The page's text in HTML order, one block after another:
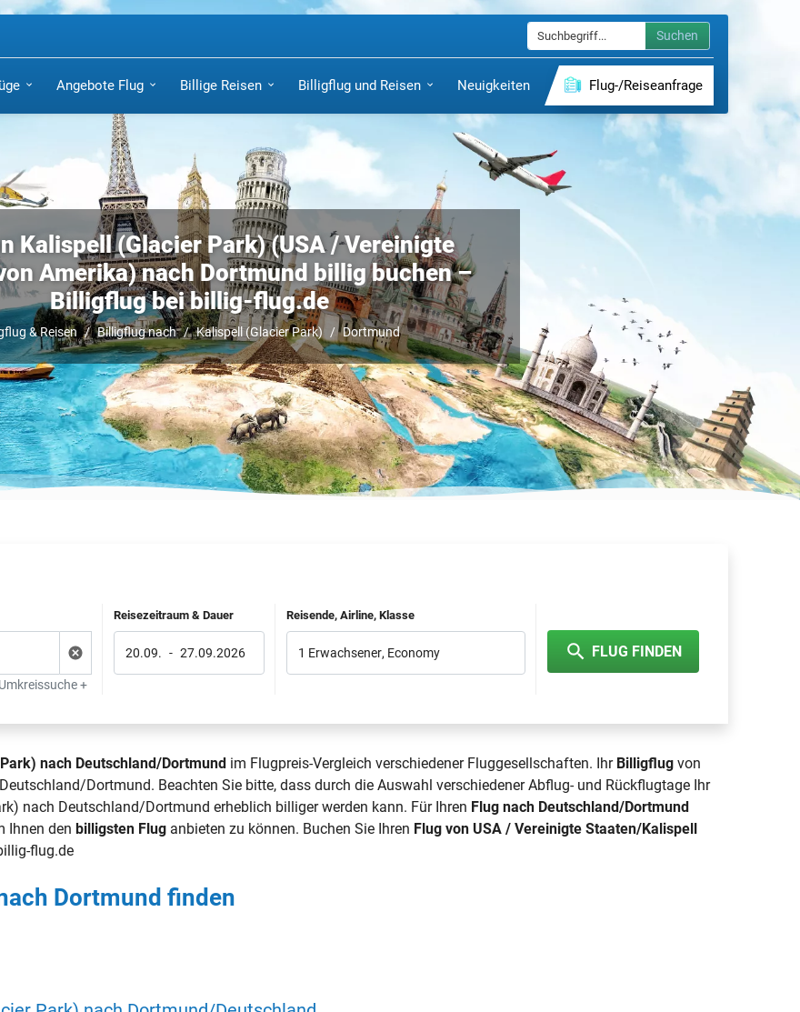
Suchen
Angebote Flug Billige Reisen Billigflug und Reisen Neuigkeiten Flug-/Reiseanfrage
Kalispell (Glacier Park) (USA / Vereinigte
Amerika) nach Dortmund billig buchen –
Billigflug bei billig-flug.de
& Reisen Billigflug nach Kalispell (Glacier Park) Dortmund
Umkreissuche +
Reisezeitraum & Dauer
20.09. - 27.09.2026
Reisende, Airline, Klasse
1 Erwachsener, Economy FLUG FINDEN
nach Deutschland/Dortmund im Flugpreis-Vergleich verschiedener Fluggesellschaften. Ihr Billigflug von
Dortmund. Beachten Sie bitte, dass durch die Auswahl verschiedener Abflug- und Rückflugtage Ihr
nach Deutschland/Dortmund erheblich billiger werden kann. Für Ihren Flug nach Deutschland/Dortmund
Ihnen denbilligsten Flug anbieten zu können. Buchen Sie Ihren Flug von USA / Vereinigte Staaten/Kalispell
flug.de
Dortmund finden